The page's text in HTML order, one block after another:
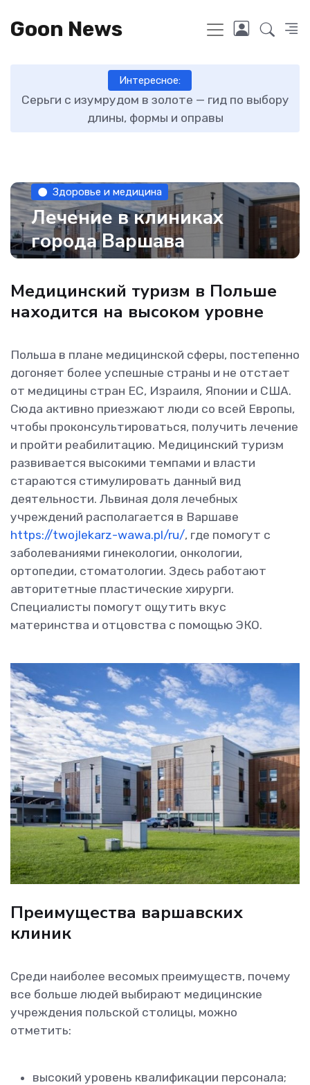
Goon News
Интересное:
Серьги с изумрудом в золоте — гид по выбору
длины, формы и оправы
Здоровье и медицина
Лечение в клиниках
города Варшава
Медицинский туризм в Польше
находится на высоком уровне
Польша в плане медицинской сферы, постепенно
догоняет более успешные страны и не отстает
от медицины стран ЕС, Израиля, Японии и США.
Сюда активно приезжают люди со всей Европы,
чтобы проконсультироваться, получить лечение
и пройти реабилитацию. Медицинский туризм
развивается высокими темпами и власти
стараются стимулировать данный вид
деятельности. Львиная доля лечебных
учреждений располагается в Варшаве
https://twojlekarz-wawa.pl/ru/, где помогут с
заболеваниями гинекологии, онкологии,
ортопедии, стоматологии. Здесь работают
авторитетные пластические хирурги.
Специалисты помогут ощутить вкус
материнства и отцовства с помощью ЭКО.
Преимущества варшавских
клиник
Среди наиболее весомых преимуществ, почему
все больше людей выбирают медицинские
учреждения польской столицы, можно
отметить:
высокий уровень квалификации персонала;